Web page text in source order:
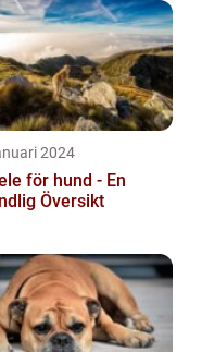
2024
för hund - En
Översikt